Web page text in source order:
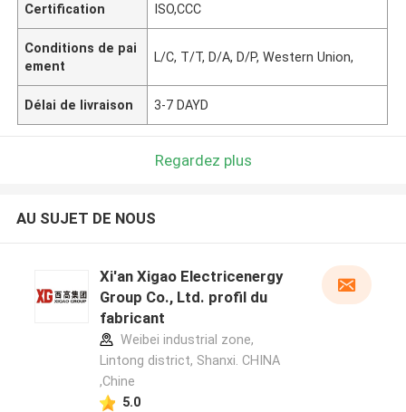
Certification ISO,CCC
Conditions de pai
ement
L/C, T/T, D/A, D/P, Western Union,
Délai de livraison 3-7 DAYD
Regardez plus
AU SUJET DE NOUS
Xi'an Xigao Electricenergy
Group Co., Ltd. profil du
fabricant
Weibei industrial zone,
Lintong district, Shanxi. CHINA
,Chine
5.0